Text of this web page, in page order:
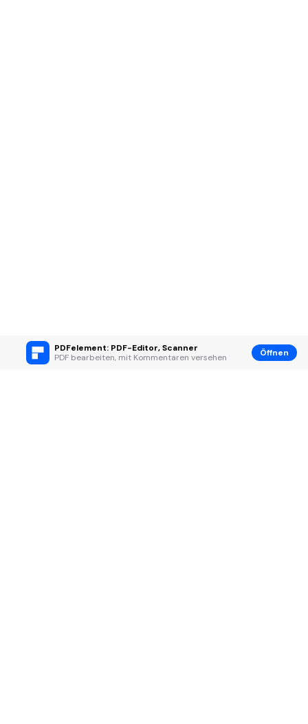
PDFelement: PDF-Editor, Scanner
PDF bearbeiten, mit Kommentaren versehen
Öffnen